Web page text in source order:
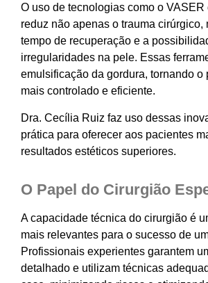
O uso de tecnologias como o VASER
reduz não apenas o trauma cirúrgico,
tempo de recuperação e a
irregularidades na pele. Essas
emulsificação da gordura, tornando o
mais controlado e eficiente.
Dra. Cecília Ruiz faz uso dessas
prática para oferecer aos pacientes
resultados estéticos superiores.
O Papel do Cirurgião
A capacidade técnica do cirurgião é
mais relevantes para o sucesso de
Profissionais experientes garantem
detalhado e utilizam técnicas